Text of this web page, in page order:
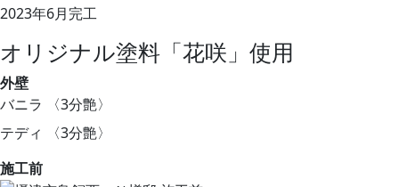
2023年6月完工
オリジナル塗料「花咲」使用
外壁
バニラ 〈3分艶〉
テディ 〈3分艶〉
施工前